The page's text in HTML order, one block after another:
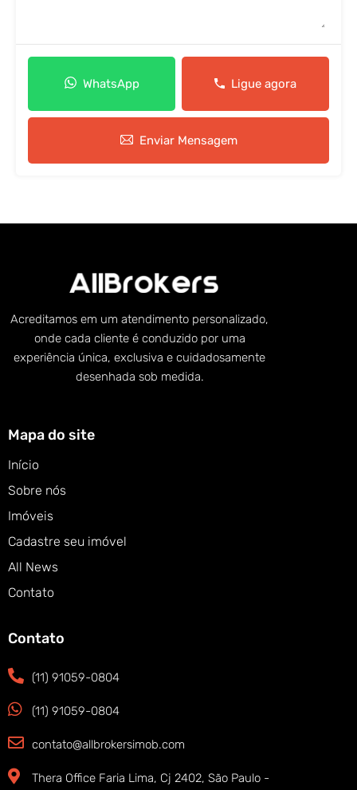
WhatsApp Ligue agora
Enviar Mensagem
Acreditamos em um atendimento personalizado,
onde cada cliente é conduzido por uma
experiência única, exclusiva e cuidadosamente
desenhada sob medida.
Mapa do site
Início
Sobre nós
Imóveis
Cadastre seu imóvel
All News
Contato
Contato
(11) 91059-0804
(11) 91059-0804
contato@allbrokersimob.com
Thera Office Faria Lima, Cj 2402, São Paulo -